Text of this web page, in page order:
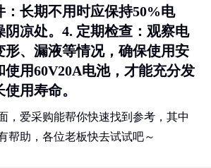
：长期不用时应保持50%电
阴凉处。4. 定期检查 ：观察电
形、漏液等情况，确保使用安
使用60V20A电池，才能充分发
用寿命。
，爱采购能帮你快速找到参考，其中
帮助，各位老板快去试试吧～